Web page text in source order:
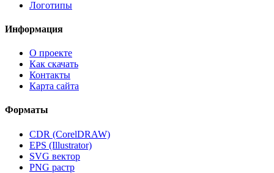
Логотипы
Информация
О проекте
Как скачать
Контакты
Карта сайта
Форматы
CDR (CorelDRAW)
EPS (Illustrator)
SVG вектор
PNG растр